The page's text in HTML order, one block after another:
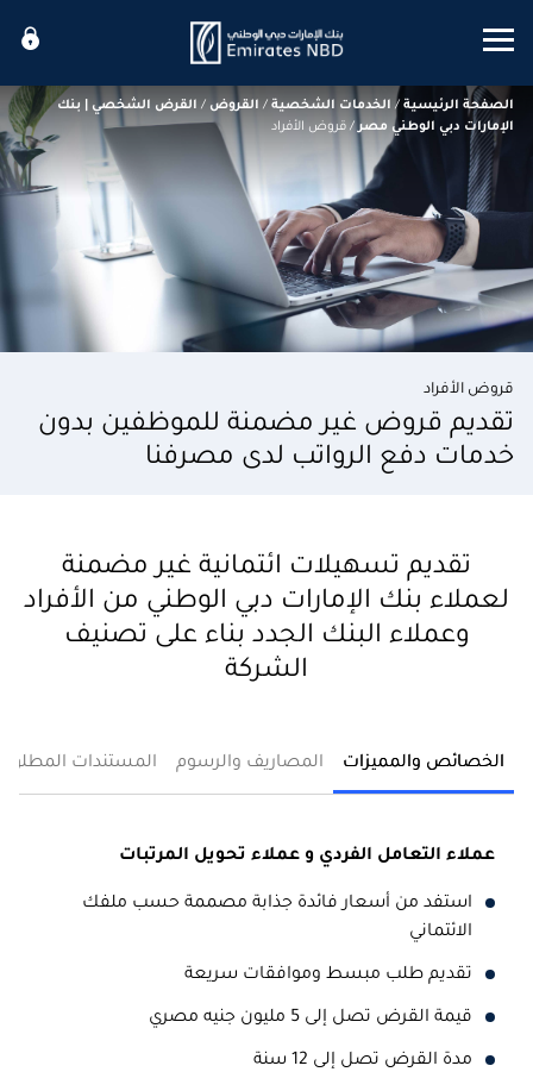
Mobile menu
الصفحة الرئيسية / الخدمات الشخصية / القروض / القرض الشخصي | بنك
الإمارات دبي الوطني مصر/ قروض الأفراد
قروض الأفراد
تقديم قروض غير مضمنة للموظفين بدون
خدمات دفع الرواتب لدى مصرفنا
تقديم تسهيلات ائتمانية غير مضمنة
لعملاء بنك الإمارات دبي الوطني من الأفراد
وعملاء البنك الجدد بناء على تصنيف
الشركة
الخصائص والمميزات المصاريف والرسوم المستندات
عملاء التعامل الفردي و عملاء تحويل المرتبات
استفد من أسعار فائدة جذابة مصممة حسب ملفك
الائتماني
تقديم طلب مبسط وموافقات سريعة
قيمة القرض تصل إلى 5 مليون جنيه مصري
مدة القرض تصل إلى 12 سنة